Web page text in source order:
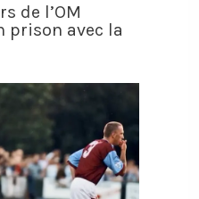
de l’OM
prison avec la